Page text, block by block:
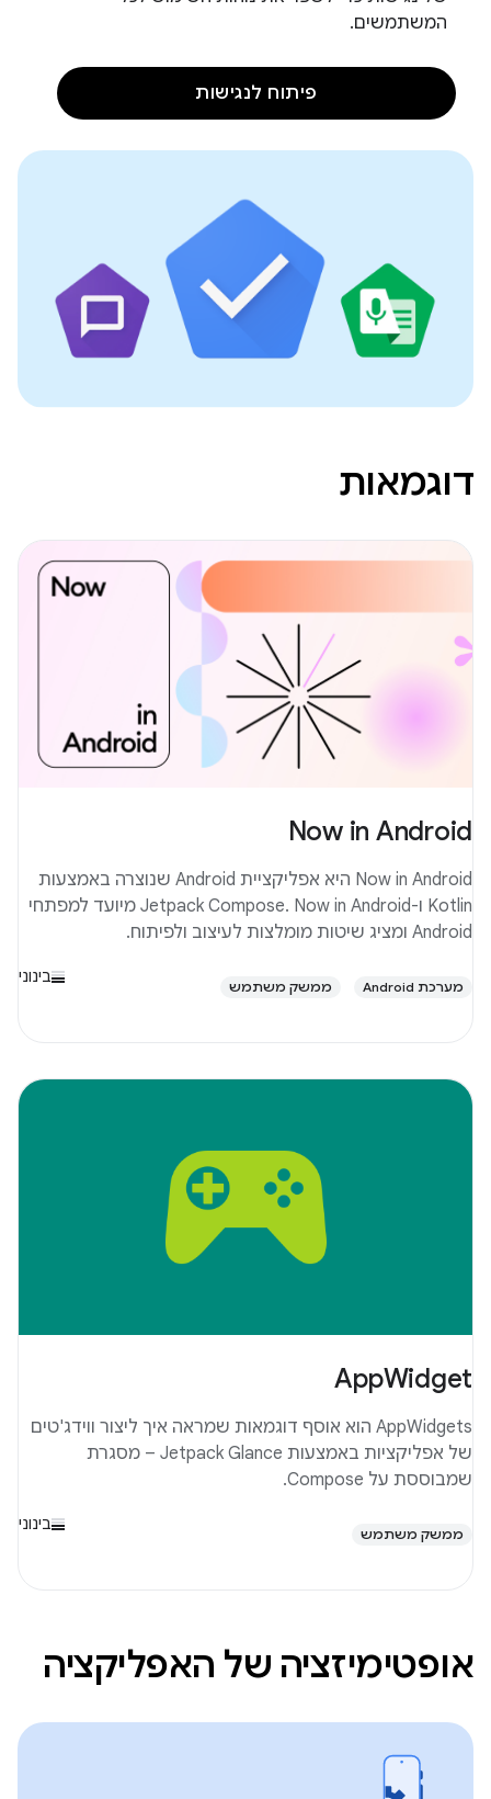
המשתמשים.
פיתוח לנגישות
דוגמאות
Now in Android
Now in Android היא אפליקציית Android שנוצרה באמצעות
Kotlin ו-Jetpack Compose. Now in Android מיועד למפתחי
Android ומציג שיטות מומלצות לעיצוב ולפיתוח.
מערכת Android ממשק משתמש
בינוני
AppWidget
AppWidgets הוא אוסף דוגמאות שמראה איך ליצור ווידג'טים
של אפליקציות באמצעות Jetpack Glance – מסגרת
שמבוססת על Compose.
ממשק משתמש
בינוני
אופטימיזציה של האפליקציה